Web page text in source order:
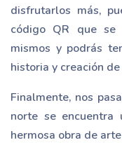
disfrutarlos más,
código QR que
mismos y podrás
historia y creación
Finalmente, nos
norte se encuentra
hermosa obra de